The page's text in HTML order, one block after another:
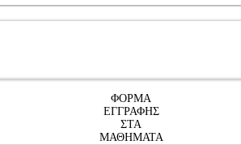
ΦΟΡΜΑ
ΕΓΓΡΑΦΗΣ
ΣΤΑ
ΜΑΘΗΜΑΤΑ